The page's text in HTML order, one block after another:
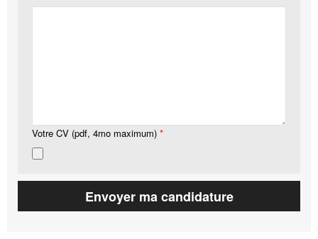
Votre CV (pdf, 4mo maximum) *